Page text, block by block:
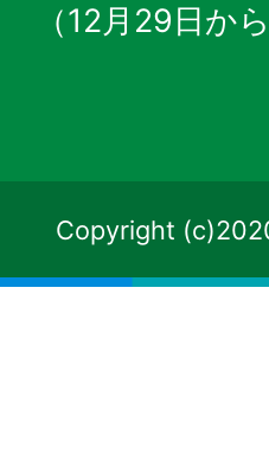
（12月29日か
Copyright